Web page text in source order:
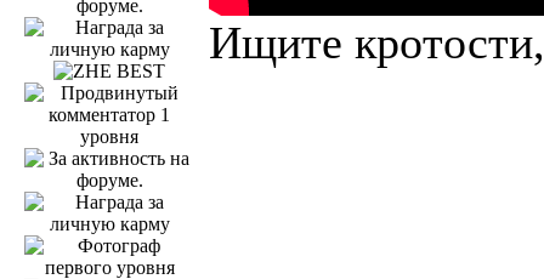
Ищите